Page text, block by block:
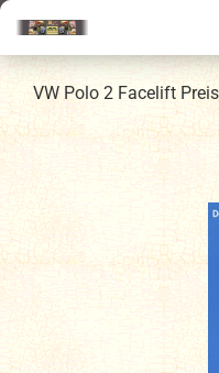
VW Polo 2 Facelift